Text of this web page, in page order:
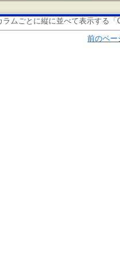
ラムごとに縦に並べて表示する
前のペー